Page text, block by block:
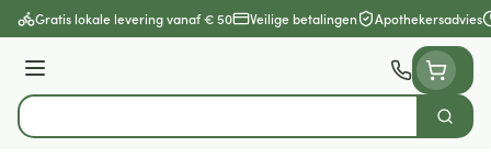
Ga naar de inhoud
Gratis lokale levering vanaf € 50 Veilige betalingen Apothekersadvies
Menu
Product, merk, categorie...
Zoek